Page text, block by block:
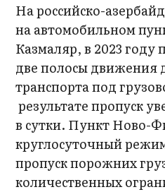
На российско-
на автомобильном
Казмаляр, в 2023 году
две полосы движения
транспорта под
результате пропуск
в сутки. Пункт Ново-
круглосуточный
пропуск порожних
количественных